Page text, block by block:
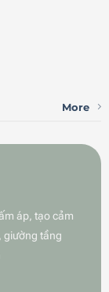
More
áp, tạo cảm
giường tầng